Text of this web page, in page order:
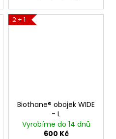
2 + 1
Biothane® obojek WIDE
- L
Vyrobíme do 14 dnů
600 Kč